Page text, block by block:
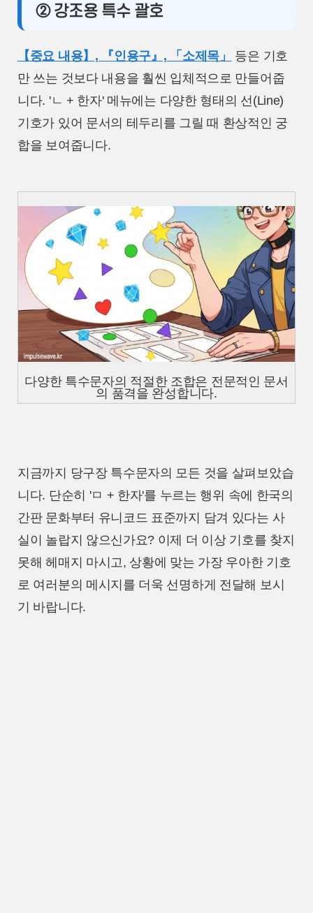
② 강조용 특수 괄호
【중요 내용】, 『인용구』, 「소제목」
등은 기호
만 쓰는 것보다 내용을 훨씬 입체적으로 만들어줍
니다. 'ㄴ + 한자' 메뉴에는 다양한 형태의 선(Line)
기호가 있어 문서의 테두리를 그릴 때 환상적인 궁
합을 보여줍니다.
다양한 특수문자의 적절한 조합은 전문적인 문서
의 품격을 완성합니다.
지금까지 당구장 특수문자의 모든 것을 살펴보았습
니다. 단순히 'ㅁ + 한자'를 누르는 행위 속에 한국의
간판 문화부터 유니코드 표준까지 담겨 있다는 사
실이 놀랍지 않으신가요? 이제 더 이상 기호를 찾지
못해 헤매지 마시고, 상황에 맞는 가장 우아한 기호
로 여러분의 메시지를 더욱 선명하게 전달해 보시
기 바랍니다.